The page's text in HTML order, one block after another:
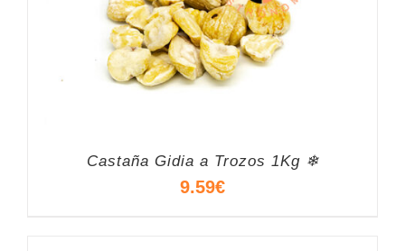
Castaña Gidia a Trozos 1Kg ❄
9.59€